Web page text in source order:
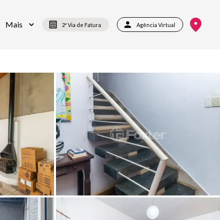
Mais 2ª Via de Fatura Agência Virtual